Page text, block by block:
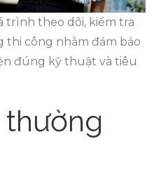
trình theo dõi, kiểm tra
thi công nhằm đảm bảo
đúng kỹ thuật và tiêu